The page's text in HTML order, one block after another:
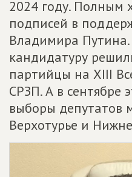
2024 году. Полным
подписей в
Владимира
кандидатуру
партийцы на XIII
СРЗП. А в сентябре
выборы депутатов
Верхотурье и